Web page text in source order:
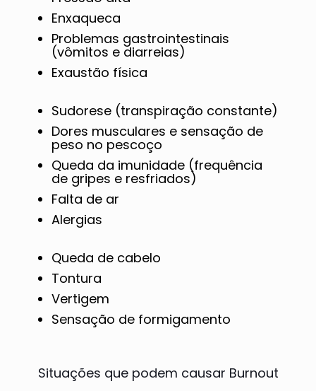
Enxaqueca
Problemas gastrointestinais
(vômitos e diarreias)
Exaustão física
Sudorese (transpiração constante)
Dores musculares e sensação de
peso no pescoço
Queda da imunidade (frequência
de gripes e resfriados)
Falta de ar
Alergias
Queda de cabelo
Tontura
Vertigem
Sensação de formigamento
Situações que podem causar Burnout